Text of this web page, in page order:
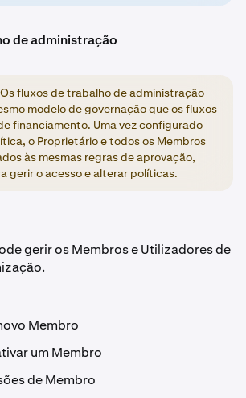
de administração
Os fluxos de trabalho de administração
modelo de governação que os fluxos
financiamento. Uma vez configurado
o Proprietário e todos os Membros
às mesmas regras de aprovação,
gerir o acesso e alterar políticas.
gerir os Membros e Utilizadores de
Membro
um Membro
de Membro